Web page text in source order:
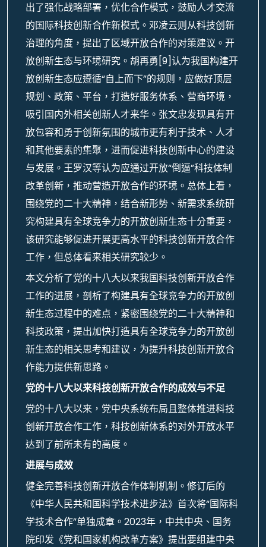
出了强化战略部署，优化合作模式，鼓励人才交流
的国际科技创新合作新模式。邓凌云则从科技创新
治理的角度，提出了区域开放合作的对策建议。开
放创新生态与环境研究。胡再勇[9]认为我国构建开
放创新生态应遵循“自上而下”的规则，应做好顶层
规划、政策、平台，打造好服务体系、营商环境，
吸引国内外相关创新人才来华。张文忠发现具有开
放包容和勇于创新氛围的城市更有利于技术、人才
和其他要素的集聚，进而促进科技创新中心的建设
与发展。王罗汉等认为应通过开放“倒逼”科技体制
改革创新，推动营造开放合作的环境。总体上看，
围绕党的二十大精神，结合新形势、新需求系统研
究构建具有全球竞争力的开放创新生态十分重要，
该研究能够促进开展更高水平的科技创新开放合作
工作，但总体看来相关研究较少。
本文分析了党的十八大以来我国科技创新开放合作
工作的进展，剖析了构建具有全球竞争力的开放创
新生态过程中的难点，紧密围绕党的二十大精神和
科技政策，提出加快打造具有全球竞争力的开放创
新生态的相关思考和建议，为提升科技创新开放合
作能力提供新思路。
党的十八大以来科技创新开放合作的成效与不足
党的十八大以来，党中央系统布局且整体推进科技
创新开放合作工作，科技创新体系的对外开放水平
达到了前所未有的高度。
进展与成效
健全完善科技创新开放合作体制机制。修订后的
《中华人民共和国科学技术进步法》首次将“国际科
学技术合作”单独成章。2023年，中共中央、国务
院印发《党和国家机构改革方案》提出要组建中央